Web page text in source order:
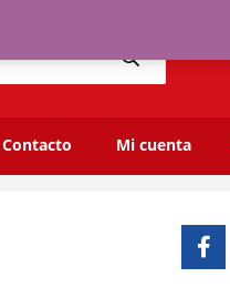
Contacto Mi cuenta